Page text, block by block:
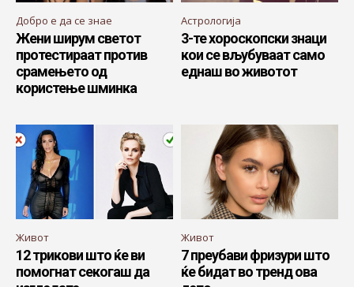
Добро е да се знае
Жени ширум светот
протестираат против
срамењето од
користење шминка
Астрологија
3-те хороскопски знаци
кои се вљубуваат само
еднаш во животот
Живот
12 трикови што ќе ви
помогнат секогаш да
Живот
7 преубави фризури што
ќе бидат во тренд ова